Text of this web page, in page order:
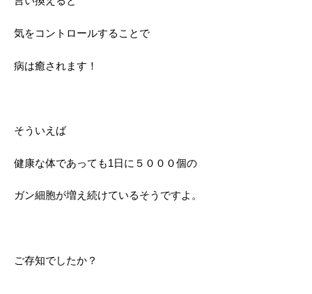
気をコントロールすることで
病は癒されます！
そういえば
健康な体であっても1日に５０００個の
ガン細胞が増え続けているそうですよ。
ご存知でしたか？